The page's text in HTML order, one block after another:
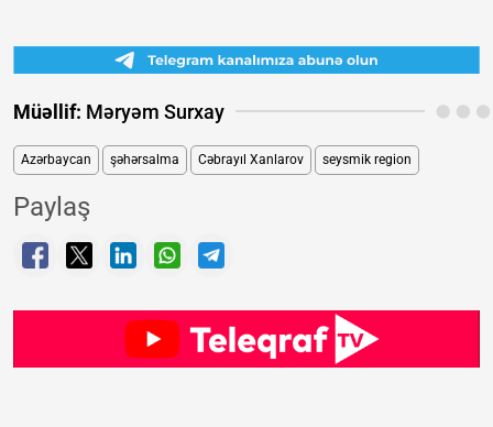
Müəllif: Məryəm Surxay
Azərbaycan şəhərsalma Cəbrayıl Xanlarov seysmik region
Paylaş